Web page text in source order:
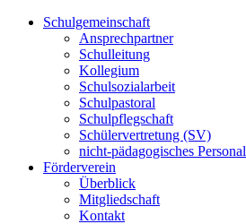
Schulgemeinschaft
Ansprechpartner
Schulleitung
Kollegium
Schulsozialarbeit
Schulpastoral
Schulpflegschaft
Schülervertretung (SV)
nicht-pädagogisches Personal
Förderverein
Überblick
Mitgliedschaft
Kontakt